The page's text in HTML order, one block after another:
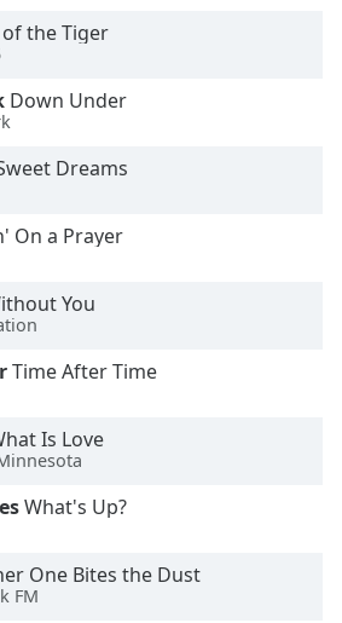
of the Tiger
Down Under
Dreams
On a Prayer
You
Time After Time
Is Love
What's Up?
One Bites the Dust
FM